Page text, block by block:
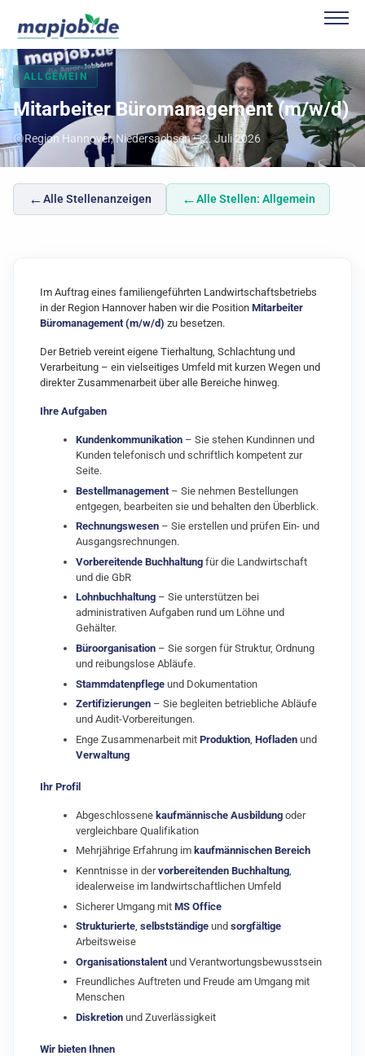
ALLGEMEIN
Mitarbeiter Büromanagement (m/w/d)
Region Hannover, Niedersachsen 2. Juli 2026
←Alle Stellenanzeigen ←Alle Stellen: Allgemein
Im Auftrag eines familiengeführten Landwirtschaftsbetriebs
in der Region Hannover haben wir die Position Mitarbeiter
Büromanagement (m/w/d) zu besetzen.
Der Betrieb vereint eigene Tierhaltung, Schlachtung und
Verarbeitung – ein vielseitiges Umfeld mit kurzen Wegen und
direkter Zusammenarbeit über alle Bereiche hinweg.
Ihre Aufgaben
Kundenkommunikation – Sie stehen Kundinnen und
Kunden telefonisch und schriftlich kompetent zur
Seite.
Bestellmanagement – Sie nehmen Bestellungen
entgegen, bearbeiten sie und behalten den Überblick.
Rechnungswesen – Sie erstellen und prüfen Ein‑ und
Ausgangsrechnungen.
Vorbereitende Buchhaltung für die Landwirtschaft
und die GbR
Lohnbuchhaltung – Sie unterstützen bei
administrativen Aufgaben rund um Löhne und
Gehälter.
Büroorganisation – Sie sorgen für Struktur, Ordnung
und reibungslose Abläufe.
Stammdatenpflege und Dokumentation
Zertifizierungen – Sie begleiten betriebliche Abläufe
und Audit‑Vorbereitungen.
Enge Zusammenarbeit mit Produktion Hofladen und
Verwaltung
Ihr Profil
Abgeschlossene kaufmännische Ausbildung oder
vergleichbare Qualifikation
Mehrjährige Erfahrung im kaufmännischen Bereich
Kenntnisse in dervorbereitenden Buchhaltung
idealerweise im landwirtschaftlichen Umfeld
Sicherer Umgang mit MS Office
Strukturierte, selbstständige und sorgfältige
Arbeitsweise
Organisationstalent und Verantwortungsbewusstsein
Freundliches Auftreten und Freude am Umgang mit
Menschen
Diskretion und Zuverlässigkeit
Wir bieten Ihnen